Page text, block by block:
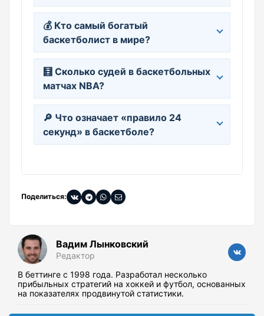
💰 Кто самый богатый
баскетболист в мире?
🧮 Сколько судей в баскетбольных
матчах NBA?
🔎 Что означает «правило 24
секунд» в баскетболе?
Поделиться:
Вадим Лынковский
Редактор
В беттинге с 1998 года. Разработал несколько
прибыльных стратегий на хоккей и футбол, основанных
на показателях продвинутой статистики.